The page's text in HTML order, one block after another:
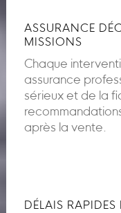
ASSURANCE
MISSIONS
Chaque
assurance
sérieux et de la
après la vente.
DÉLAIS